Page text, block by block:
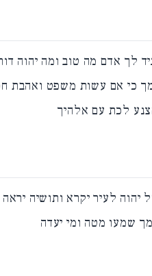
לך אדם מה טוב ומה יהוה
כי אם עשות משפט ואהבת
לכת עם אלהיך
יהוה לעיר יקרא ותושיה יראה
שמעו מטה ומי יעדה